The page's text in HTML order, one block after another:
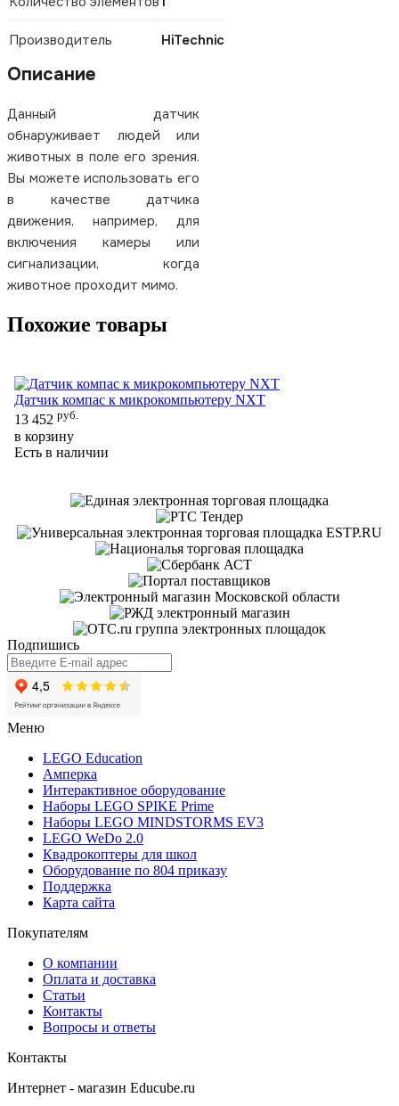
Производитель HiTechnic
Описание
Данный датчик
обнаруживает людей или
животных в поле его зрения.
Вы можете использовать его
в качестве датчика
движения, например, для
включения камеры или
сигнализации, когда
животное проходит мимо.
Похожие товары
Датчик компас к микрокомпьютеру NXT
13 452 руб.
в корзину
Есть в наличии
Подпишись
Меню
LEGO Education
Амперка
Интерактивное оборудование
Наборы LEGO SPIKE Prime
Наборы LEGO MINDSTORMS EV3
LEGO WeDo 2.0
Квадрокоптеры для школ
Оборудование по 804 приказу
Поддержка
Карта сайта
Покупателям
О компании
Оплата и доставка
Статьи
Контакты
Вопросы и ответы
Контакты
Интернет - магазин Educube.ru